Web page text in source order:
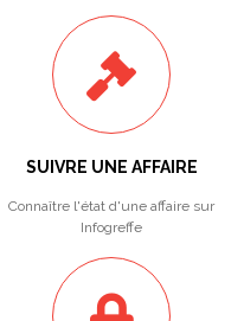
SUIVRE UNE AFFAIRE
Connaître l'état d'une affaire sur
Infogreffe